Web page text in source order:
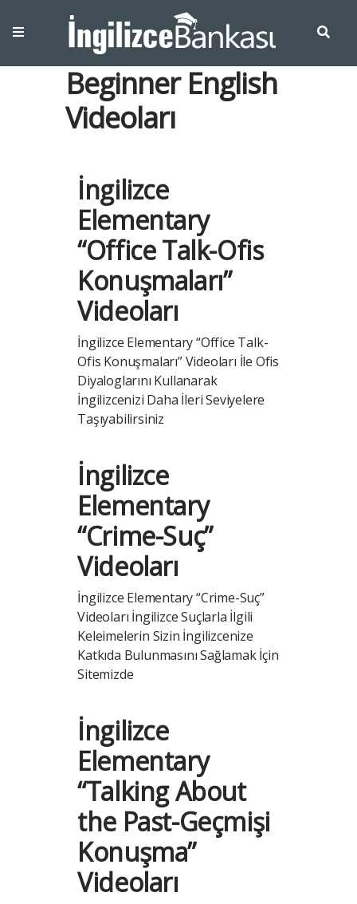
Beginner English
Videoları
İngilizce
Elementary
“Office Talk-Ofis
Konuşmaları”
Videoları
İngilizce Elementary “Office Talk-
Ofis Konuşmaları” Videoları İle Ofis
Diyaloglarını Kullanarak
İngilizcenizi Daha İleri Seviyelere
Taşıyabilirsiniz
İngilizce
Elementary
“Crime-Suç”
Videoları
İngilizce Elementary “Crime-Suç”
Videoları İngilizce Suçlarla İlgili
Keleimelerin Sizin İngilizcenize
Katkıda Bulunmasını Sağlamak İçin
Sitemizde
İngilizce
Elementary
“Talking About
the Past-Geçmişi
Konuşma”
Videoları